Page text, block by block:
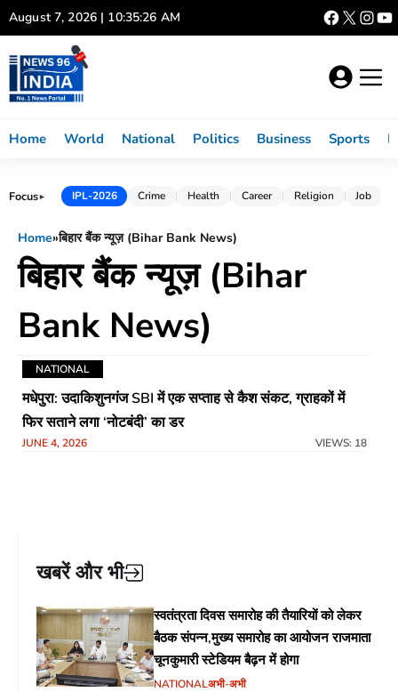
Skip
to
content
August 7, 2026 | 10:35:26 AM
Home World National Politics Business Sports
Focus► IPL-2026 Crime Health Career Religion Job
Home»बिहार बैंक न्यूज़ (Bihar Bank News)
बिहार बैंक न्यूज़ (Bihar
Bank News)
NATIONAL
मधेपुरा: उदाकिशुनगंज SBI में एक सप्ताह से कैश संकट, ग्राहकों में
फिर सताने लगा ‘नोटबंदी’ का डर
JUNE 4, 2026 VIEWS: 18
खबरें और भी
स्वतंत्रता दिवस समारोह की तैयारियों को लेकर
बैठक संपन्न,मुख्य समारोह का आयोजन राजमाता
चूनकुमारी स्टेडियम बैढ़न में होगा
NATIONALअभी-अभी